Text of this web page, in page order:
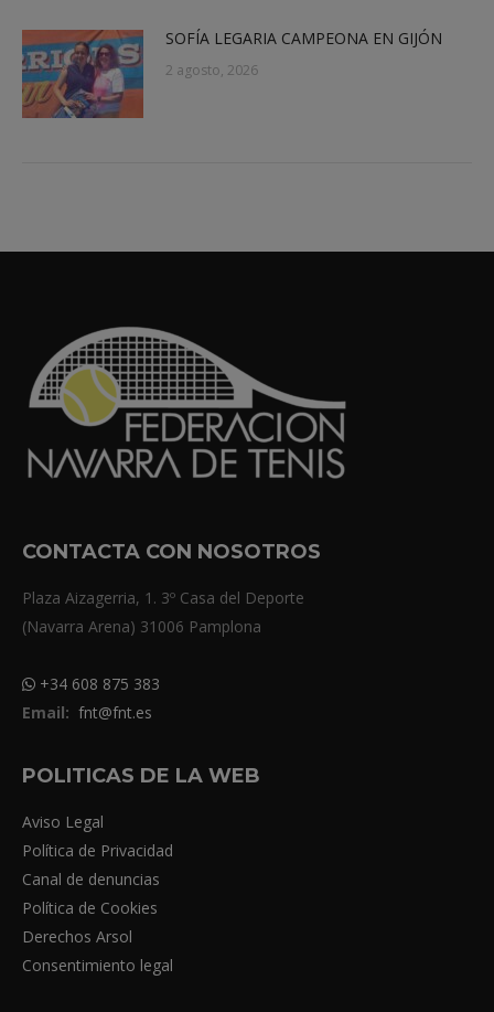
SOFÍA LEGARIA CAMPEONA EN GIJÓN
2 agosto, 2026
CONTACTA CON NOSOTROS
Plaza Aizagerria, 1. 3º Casa del Deporte
(Navarra Arena) 31006 Pamplona
+34 608 875 383
Email: fnt@fnt.es
POLITICAS DE LA WEB
Aviso Legal
Política de Privacidad
Canal de denuncias
Política de Cookies
Derechos Arsol
Consentimiento legal